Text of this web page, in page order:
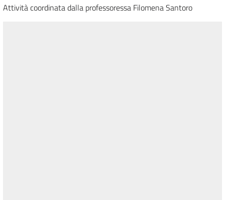
Attività coordinata dalla professoressa Filomena Santoro